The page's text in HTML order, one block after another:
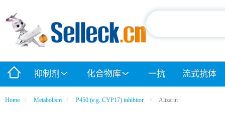
抑制剂 化合物库 一抗 流式抗体
Home Metabolism P450 (e.g. CYP17) inhibitor Alizarin